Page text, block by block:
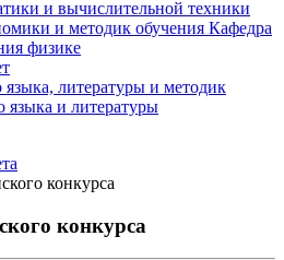
и вычислительной техники
и методик обучения Кафедра
физике
языка, литературы и методик
языка и литературы
конкурса
конкурса